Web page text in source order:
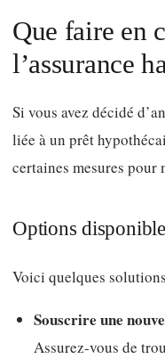
Que faire en
l’assurance
Si vous avez décidé
liée à un prêt
certaines mesures pour
Options
Voici quelques
Souscrire une
Assurez-vous de